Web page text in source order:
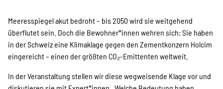
Werde Mitglied
Newsletter abonnieren
Meeresspiegel akut bedroht – bis 2050 wird sie weitgehend
überflutet sein. Doch die Bewohner*innen wehren sich: Sie haben
in der Schweiz eine Klimaklage gegen den Zementkonzern Holcim
eingereicht – einen der größten CO₂-Emittenten weltweit.
In der Veranstaltung stellen wir diese wegweisende Klage vor und